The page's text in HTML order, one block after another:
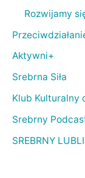
Rozwijamy
Aktywni+
Srebrna Siła
Klub Kulturalny
Srebrny
SREBRNY